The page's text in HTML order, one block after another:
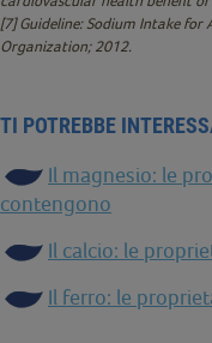
[7]Guideline: Sodium Intake for
Organization; 2012.
TI POTREBBE
Il magnesio: le
contengono
Il calcio: le
Il ferro: le